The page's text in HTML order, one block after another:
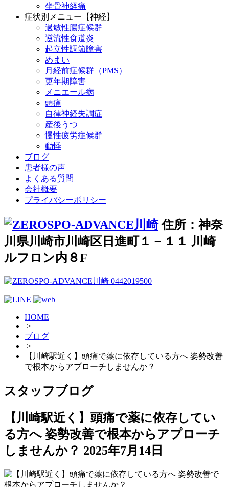
坐骨神経痛
症状別メニュー【神経】
過敏性腸症候群
逆流性食道炎
起立性調節障害
めまい
月経前症候群（PMS）
更年期障害
メニエール病
頭痛
自律神経失調症
産後うつ
慢性疲労症候群
動悸
ブログ
患者様の声
よくある質問
会社概要
プライバシーポリシー
住所：神奈
川県川崎市川崎区日進町１－１１ 川崎
ルフロン内８F
HOME
>
ブログ
>
【川崎駅近く】頭痛で薬に依存している方へ 姿勢改善
で根本からアプローチしませんか？
スタッフブログ
【川崎駅近く】頭痛で薬に依存してい
る方へ 姿勢改善で根本からアプローチ
しませんか？ 2025年7月14日